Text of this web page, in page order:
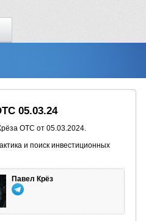
05.03.24
OTC от 05.03.2024.
и поиск инвестиционных
Павел Крёз